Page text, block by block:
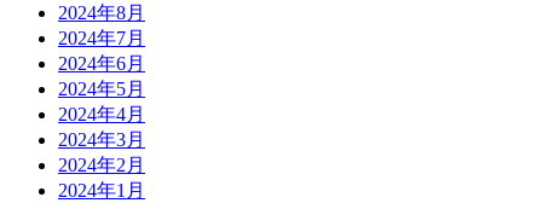
2024年8月
2024年7月
2024年6月
2024年5月
2024年4月
2024年3月
2024年2月
2024年1月